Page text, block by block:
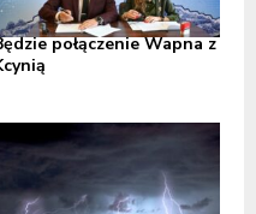
połączenie Wapna z